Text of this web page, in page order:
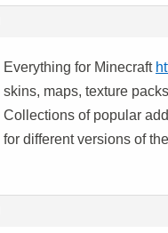
Everything for Minecraft
skins, maps, texture
Collections of popular
for different versions of